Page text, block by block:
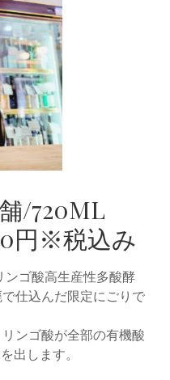
/720ML
円※税込み
ンゴ酸高生産性多酸酵
仕込んだ限定にごりで
ンゴ酸が全部の有機酸
出します。